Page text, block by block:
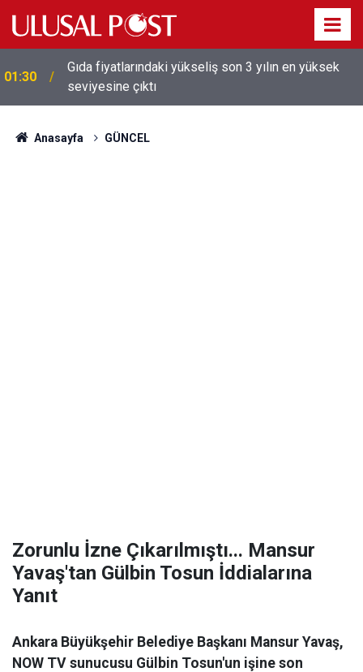
01:30
Gıda fiyatlarındaki yükseliş son 3 yılın en yüksek
01:26
Galatasaray'dan sekiz kişi hakkında savcılığa suç
duyurusu
Anasayfa GÜNCEL
Zorunlu İzne Çıkarılmıştı... Mansur
Yavaş'tan Gülbin Tosun İddialarına
Yanıt
Ankara Büyükşehir Belediye Başkanı Mansur Yavaş,
NOW TV sunucusu Gülbin Tosun'un işine son